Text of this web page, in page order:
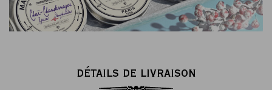
DÉTAILS DE LIVRAISON